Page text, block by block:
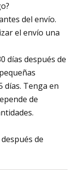
del envío.
el envío una
días después de
días. Tenga en
de
de